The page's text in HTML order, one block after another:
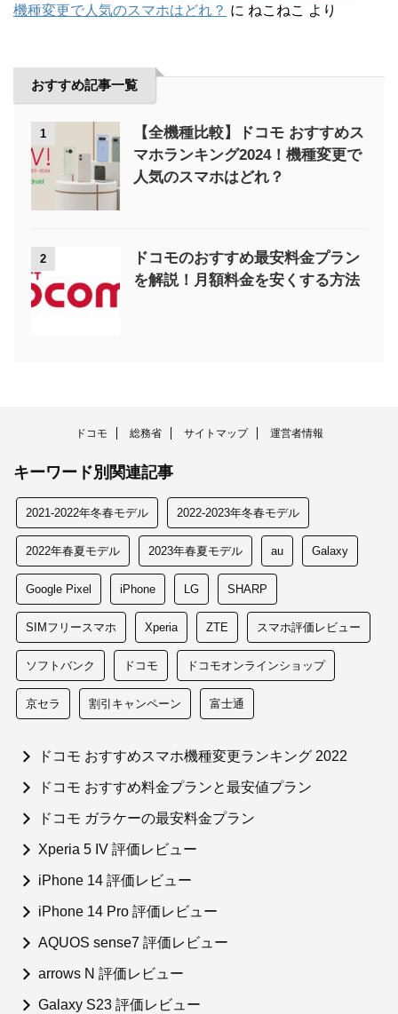
機種変更で人気のスマホはどれ？ に ねこねこ より
おすすめ記事一覧
1
【全機種比較】ドコモ おすすめス
マホランキング2024！機種変更で
人気のスマホはどれ？
2
ドコモのおすすめ最安料金プラン
を解説！月額料金を安くする方法
ドコモ 総務省 サイトマップ 運営者情報
キーワード別関連記事
2021-2022年冬春モデル 2022-2023年冬春モデル
2022年春夏モデル 2023年春夏モデル au Galaxy
Google Pixel iPhone LG SHARP
SIMフリースマホ Xperia ZTE スマホ評価レビュー
ソフトバンク ドコモ ドコモオンラインショップ
京セラ 割引キャンペーン 富士通
ドコモ おすすめスマホ機種変更ランキング 2022
ドコモ おすすめ料金プランと最安値プラン
ドコモ ガラケーの最安料金プラン
Xperia 5 IV 評価レビュー
iPhone 14 評価レビュー
iPhone 14 Pro 評価レビュー
AQUOS sense7 評価レビュー
arrows N 評価レビュー
Galaxy S23 評価レビュー